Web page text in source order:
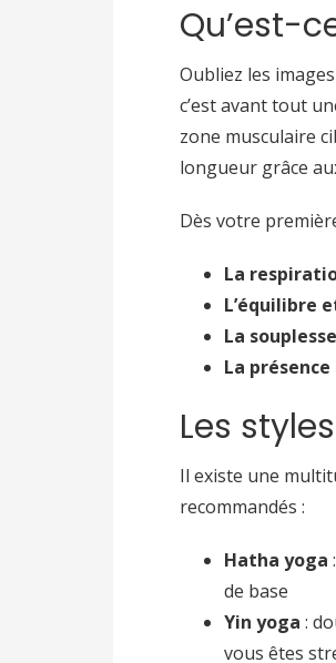
Qu’est-
Oubliez les
c’est avant tout
zone musculaire
longueur grâce
Dès votre
La
L’équilibre
La
La présence
Les
Il existe une
recommandés :
Hatha yoga
de base
Yin yoga :
vous êtes